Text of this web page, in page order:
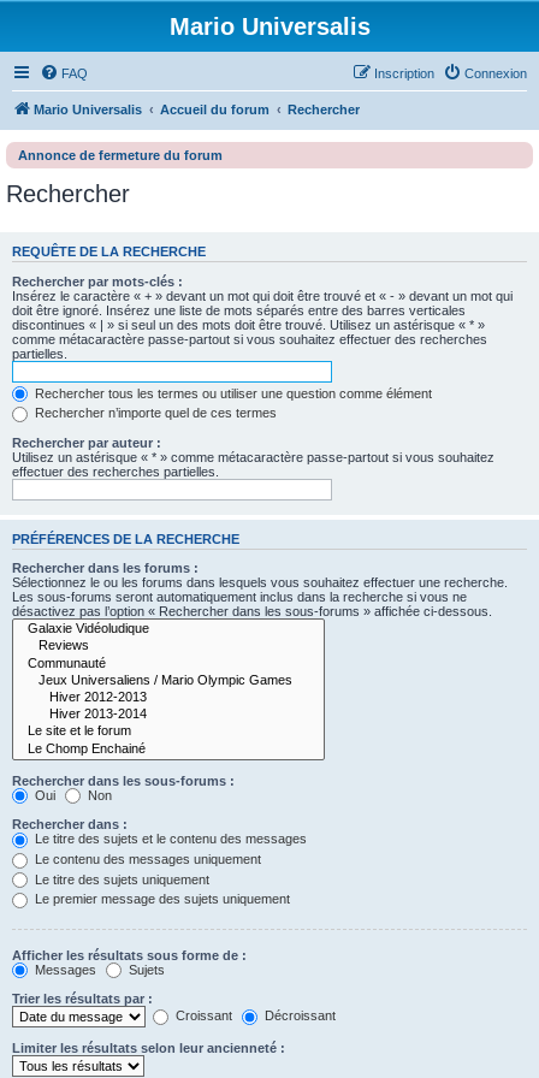
Mario Universalis
FAQ Connexion
Inscription
Mario Universalis Accueil du forum Rechercher
Annonce de fermeture du forum
Rechercher
REQUÊTE DE LA RECHERCHE
Rechercher par mots-clés :
Insérez le caractère « + » devant un mot qui doit être trouvé et « - » devant un mot qui
doit être ignoré. Insérez une liste de mots séparés entre des barres verticales
discontinues « | » si seul un des mots doit être trouvé. Utilisez un astérisque « * »
comme métacaractère passe-partout si vous souhaitez effectuer des recherches
partielles.
Rechercher tous les termes ou utiliser une question comme élément
Rechercher n’importe quel de ces termes
Rechercher par auteur :
Utilisez un astérisque « * » comme métacaractère passe-partout si vous souhaitez
effectuer des recherches partielles.
PRÉFÉRENCES DE LA RECHERCHE
Rechercher dans les forums :
Sélectionnez le ou les forums dans lesquels vous souhaitez effectuer une recherche.
Les sous-forums seront automatiquement inclus dans la recherche si vous ne
désactivez pas l’option « Rechercher dans les sous-forums » affichée ci-dessous.
Rechercher dans les sous-forums :
Oui
Non
Rechercher dans :
Le titre des sujets et le contenu des messages
Le contenu des messages uniquement
Le titre des sujets uniquement
Le premier message des sujets uniquement
Afficher les résultats sous forme de :
Messages
Sujets
Trier les résultats par :
Croissant
Décroissant
Limiter les résultats selon leur ancienneté :